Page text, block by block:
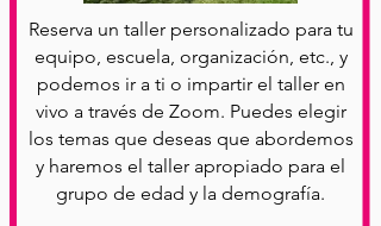
Reserva un taller personalizado para tu
equipo, escuela, organización, etc., y
podemos ir a ti o impartir el taller en
vivo a través de Zoom. Puedes elegir
los temas que deseas que abordemos
y haremos el taller apropiado para el
grupo de edad y la demografía.